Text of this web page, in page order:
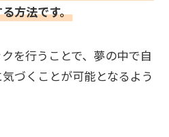
方法です。
を行うことで、夢の中で自
づくことが可能となるよう